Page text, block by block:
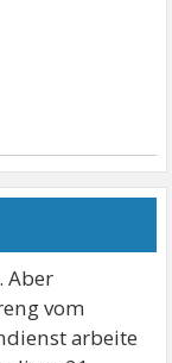
Aber
vom
arbeite